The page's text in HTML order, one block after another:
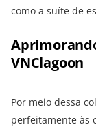
como a suíte de
VNClagoon
Por meio dessa
perfeitamente às